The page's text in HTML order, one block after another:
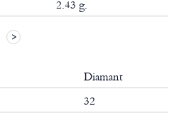
2.43 g.
Diamant
32